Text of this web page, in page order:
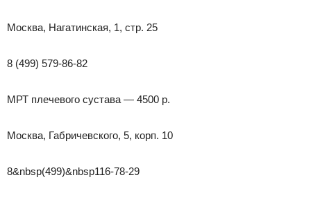
Москва, Нагатинская, 1, стр. 25
8 (499) 579-86-82
МРТ плечевого сустава — 4500 р.
Москва, Габричевского, 5, корп. 10
8&nbsp(499)&nbsp116-78-29